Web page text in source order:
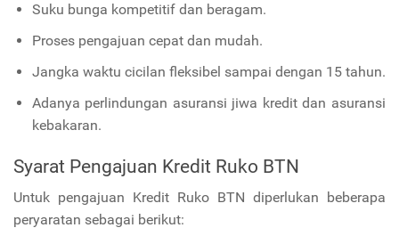
Suku bunga kompetitif dan beragam.
Proses pengajuan cepat dan mudah.
Jangka waktu cicilan fleksibel sampai dengan 15 tahun.
Adanya perlindungan asuransi jiwa kredit dan asuransi
kebakaran.
Syarat Pengajuan Kredit Ruko BTN
Untuk pengajuan Kredit Ruko BTN diperlukan beberapa
peryaratan sebagai berikut: